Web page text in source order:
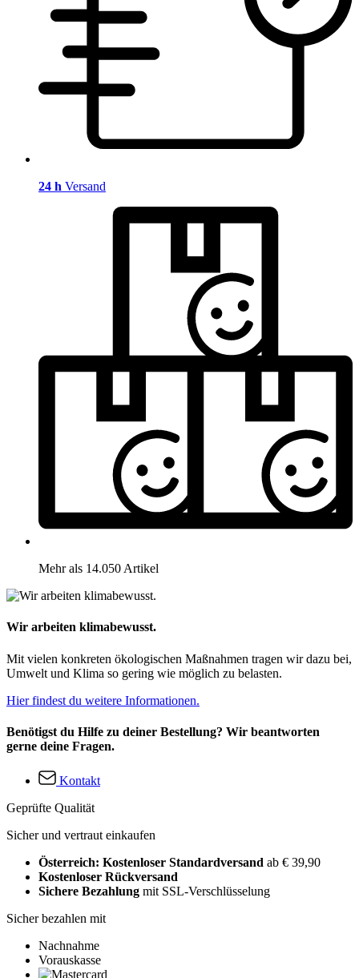
24 h Versand
Mehr als 14.050 Artikel
Wir arbeiten klimabewusst.
Mit vielen konkreten ökologischen Maßnahmen tragen wir dazu bei,
Umwelt und Klima so gering wie möglich zu belasten.
Hier findest du weitere Informationen.
Benötigst du Hilfe zu deiner Bestellung? Wir beantworten
gerne deine Fragen.
Kontakt
Geprüfte Qualität
Sicher und vertraut einkaufen
Österreich: Kostenloser Standardversand ab € 39,90
Kostenloser Rückversand
Sichere Bezahlung mit SSL-Verschlüsselung
Sicher bezahlen mit
Nachnahme
Vorauskasse